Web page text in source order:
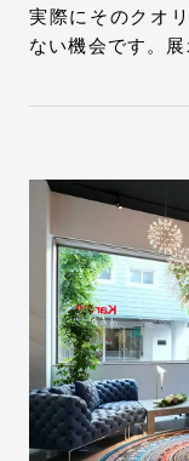
実際にそのクオ
ない機会です。